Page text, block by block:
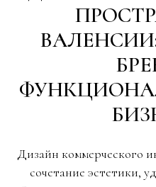
Дизайн коммерческого
сочетание эстетики,